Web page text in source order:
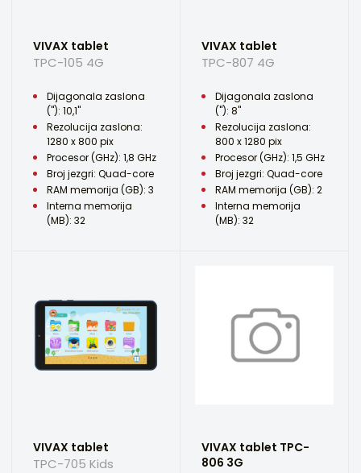
VIVAX tablet
TPC-105 4G
Dijagonala zaslona
("): 10,1"
Rezolucija zaslona:
1280 x 800 pix
Procesor (GHz): 1,8 GHz
Broj jezgri: Quad-core
RAM memorija (GB): 3
Interna memorija
(MB): 32
VIVAX tablet
TPC-807 4G
Dijagonala zaslona
("): 8"
Rezolucija zaslona:
800 x 1280 pix
Procesor (GHz): 1,5 GHz
Broj jezgri: Quad-core
RAM memorija (GB): 2
Interna memorija
(MB): 32
VIVAX tablet
TPC-705 Kids
VIVAX tablet TPC-
806 3G